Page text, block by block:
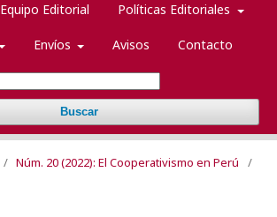
Equipo Editorial Políticas Editoriales
Envíos Avisos Contacto
Buscar
/ Núm. 20 (2022): El Cooperativismo en Perú
/